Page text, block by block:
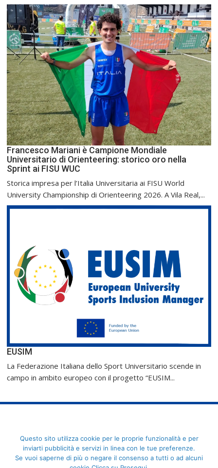
Francesco Mariani è Campione Mondiale
Universitario di Orienteering: storico oro nella
Sprint ai FISU WUC
Storica impresa per l’Italia Universitaria ai FISU World
University Championship di Orienteering 2026. A Vila Real,...
EUSIM
La Federazione Italiana dello Sport Universitario scende in
campo in ambito europeo con il progetto “EUSIM...
FederCUSI: Federazione Italiana dello Sport Universitario - Via
Angelo Brofferio, 7 - 00195 Roma - C.F. 80109270589
Questo sito utilizza cookie per le proprie funzionalità e per
inviarti pubblicità e servizi in linea con le tue preferenze.
Se vuoi saperne di più o negare il consenso a tutti o ad alcuni